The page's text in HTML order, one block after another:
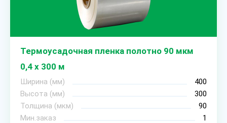
Термоусадочная пленка полотно 90 мкм
0,4 х 300 м
Ширина (мм)
400
Высота (мм)
300
Толщина (мкм)
90
Мин.заказ
1